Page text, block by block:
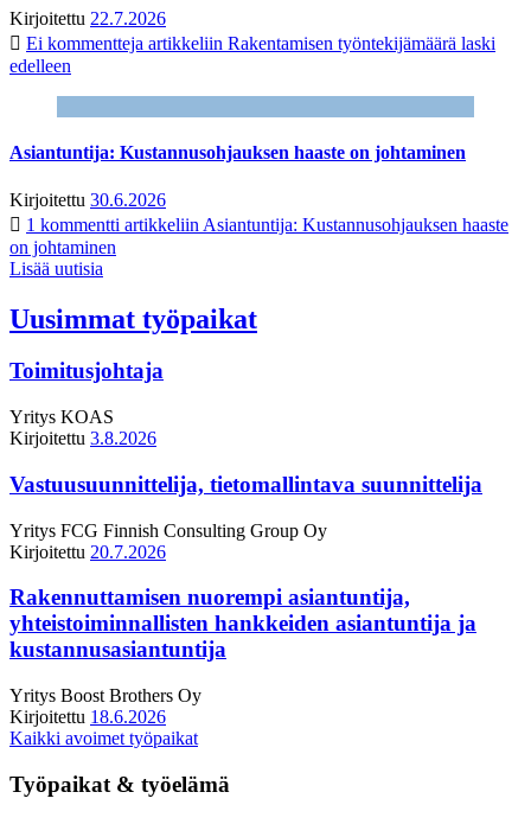
Kirjoitettu 22.7.2026
Ei kommentteja artikkeliin Rakentamisen työntekijämäärä laski
edelleen
Asiantuntija: Kustannusohjauksen haaste on johtaminen
Kirjoitettu 30.6.2026
1 kommentti artikkeliin Asiantuntija: Kustannusohjauksen haaste
on johtaminen
Lisää uutisia
Uusimmat työpaikat
Toimitusjohtaja
Yritys KOAS
Kirjoitettu 3.8.2026
Vastuusuunnittelija, tietomallintava suunnittelija
Yritys FCG Finnish Consulting Group Oy
Kirjoitettu 20.7.2026
Rakennuttamisen nuorempi asiantuntija,
yhteistoiminnallisten hankkeiden asiantuntija ja
kustannusasiantuntija
Yritys Boost Brothers Oy
Kirjoitettu 18.6.2026
Kaikki avoimet työpaikat
Työpaikat & työelämä